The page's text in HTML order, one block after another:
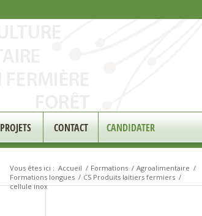
PROJETS CONTACT CANDIDATER
Vous êtes ici : Accueil / Formations / Agroalimentaire /
Formations longues / CS Produits laitiers fermiers /
cellule inox